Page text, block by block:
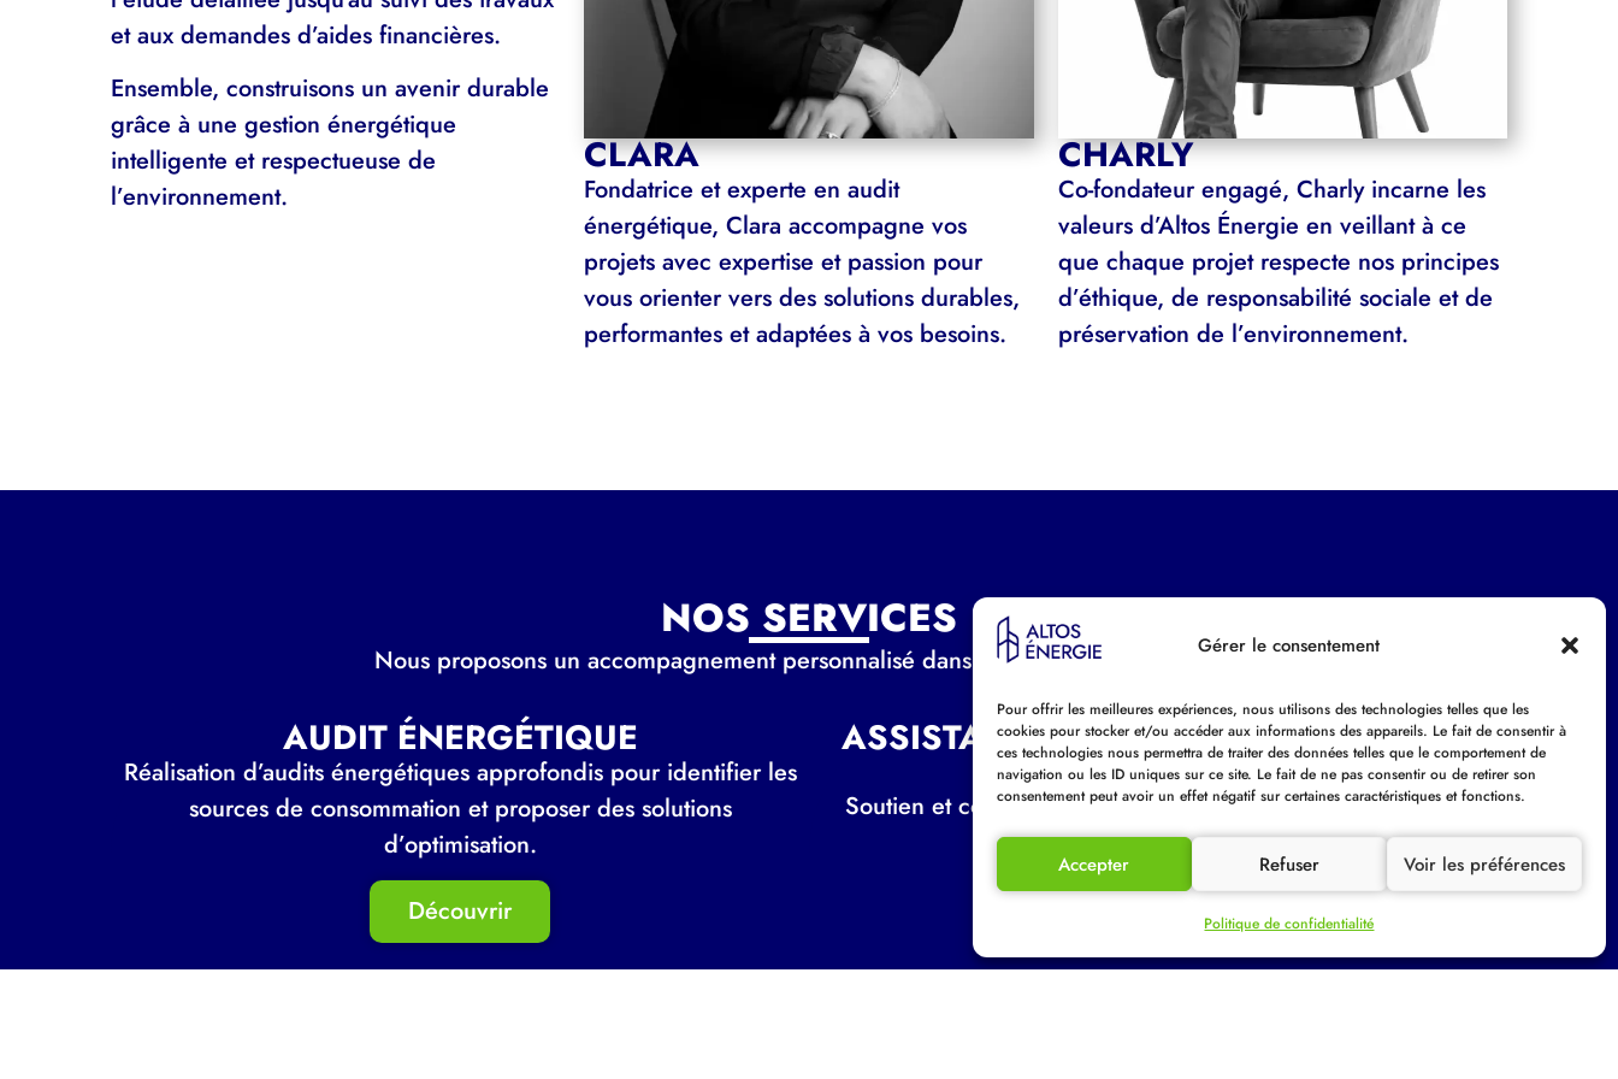
Gérer le consentement
Pour offrir les meilleures expériences, nous utilisons des technologies telles que les
cookies pour stocker et/ou accéder aux informations des appareils. Le fait de consentir à
ces technologies nous permettra de traiter des données telles que le comportement de
navigation ou les ID uniques sur ce site. Le fait de ne pas consentir ou de retirer son
consentement peut avoir un effet négatif sur certaines caractéristiques et fonctions.
Accepter Refuser Voir les préférences
Politique de confidentialité
et aux demandes d’aides financières.
Ensemble, construisons un avenir durable
grâce à une gestion énergétique
intelligente et respectueuse de
l’environnement.
CLARA
Fondatrice et experte en audit
énergétique, Clara accompagne vos
projets avec expertise et passion pour
vous orienter vers des solutions durables,
performantes et adaptées à vos besoins.
CHARLY
Co-fondateur engagé, Charly incarne les
valeurs d’Altos Énergie en veillant à ce
que chaque projet respecte nos principes
d’éthique, de responsabilité sociale et de
préservation de l’environnement.
NOS SERVICES
Nous proposons un accompagnement personnalisé dans plusieurs domaines clés :
AUDIT ÉNERGÉTIQUE
Réalisation d’audits énergétiques approfondis pour identifier les
sources de consommation et proposer des solutions
d’optimisation.
Découvrir
ASSISTANCE À MAÎTRISE D’OUVRAGE
(AMO)
Soutien et conseil tout au long de vos projets de rénovation
pour assurer leur succès.
Découvrir
Prendre rendez-vous